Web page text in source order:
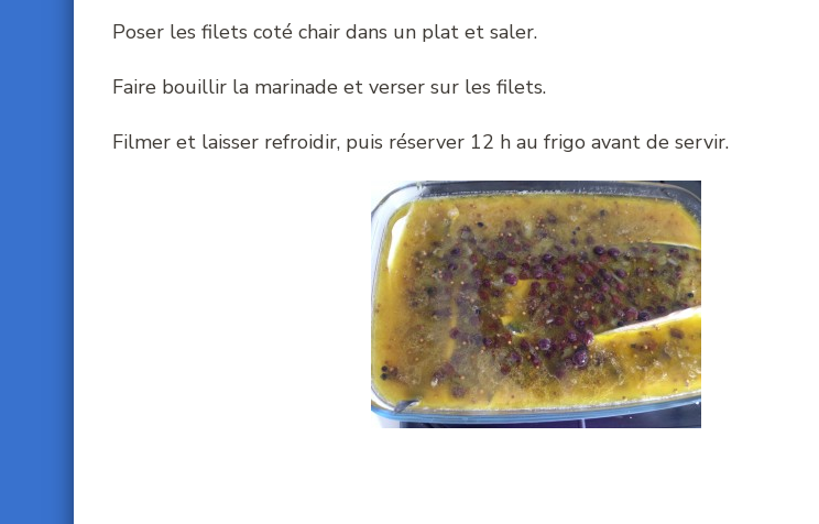
Poser les filets coté chair dans un plat et saler.
Faire bouillir la marinade et verser sur les filets.
Filmer et laisser refroidir, puis réserver 12 h au frigo avant de servir.